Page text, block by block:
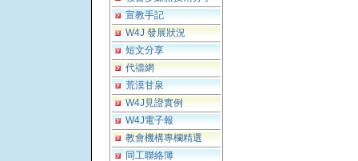
宣教手記
W4J 發展狀況
短文分享
代禱網
荒漠甘泉
W4J見證實例
W4J電子報
教會機構專欄精選
同工聯絡簿